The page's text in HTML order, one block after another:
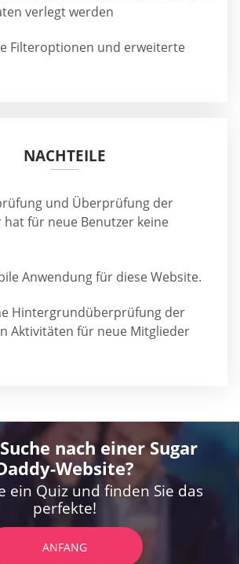
verlegt werden
Filteroptionen und erweiterte
NACHTEILE
und Überprüfung der
hat für neue Benutzer keine
Anwendung für diese Website.
Hintergrundüberprüfung der
Aktivitäten für neue Mitglieder
nach einer Sugar
Website?
ein Quiz und finden Sie das
perfekte!
ANFANG